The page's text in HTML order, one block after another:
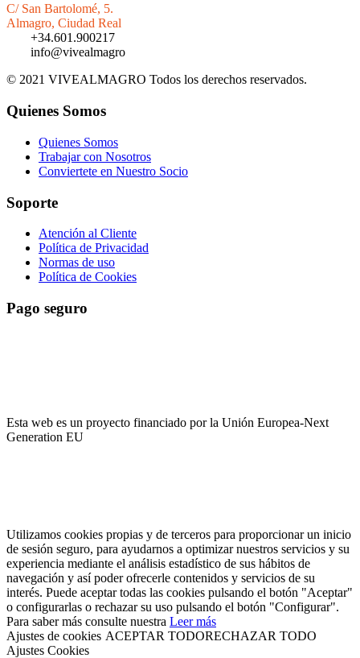
C/ San Bartolomé, 5.
Almagro, Ciudad Real
+34.601.900217
info@vivealmagro
© 2021 VIVEALMAGRO Todos los derechos reservados.
Quienes Somos
Quienes Somos
Trabajar con Nosotros
Conviertete en Nuestro Socio
Soporte
Atención al Cliente
Política de Privacidad
Normas de uso
Política de Cookies
Pago seguro
Esta web es un proyecto financiado por la Unión Europea-Next
Generation EU
Utilizamos cookies propias y de terceros para proporcionar un inicio
de sesión seguro, para ayudarnos a optimizar nuestros servicios y su
experiencia mediante el análisis estadístico de sus hábitos de
navegación y así poder ofrecerle contenidos y servicios de su
interés. Puede aceptar todas las cookies pulsando el botón "Aceptar"
o configurarlas o rechazar su uso pulsando el botón "Configurar".
Para saber más consulte nuestra Leer más
Ajustes de cookies ACEPTAR TODORECHAZAR TODO
Ajustes Cookies